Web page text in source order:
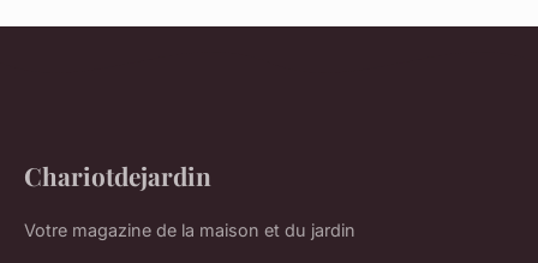
Chariotdejardin
Votre magazine de la maison et du jardin